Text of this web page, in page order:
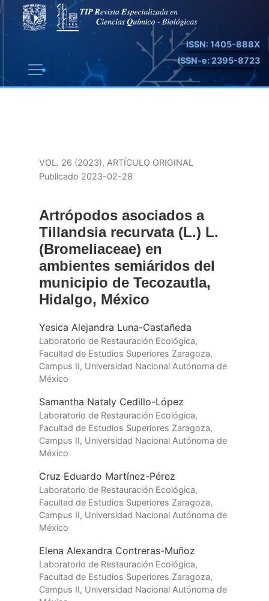
ISSN: 1405-888X
ISSN-e: 2395-8723
VOL. 26 (2023), ARTÍCULO ORIGINAL
Artrópodos asociados a
Tillandsia recurvata (L.) L.
(Bromeliaceae) en
ambientes semiáridos del
municipio de Tecozautla,
Hidalgo, México
Publicado 2023-02-28
Yesica Alejandra Luna-Castañeda
Laboratorio de Restauración Ecológica,
Facultad de Estudios Superiores Zaragoza,
Campus II, Universidad Nacional Autónoma de
México
Samantha Nataly Cedillo-López
Laboratorio de Restauración Ecológica,
Facultad de Estudios Superiores Zaragoza,
Campus II, Universidad Nacional Autónoma de
México
Cruz Eduardo Martínez-Pérez
Laboratorio de Restauración Ecológica,
Facultad de Estudios Superiores Zaragoza,
Campus II, Universidad Nacional Autónoma de
México
Elena Alexandra Contreras-Muñoz
Laboratorio de Restauración Ecológica,
Facultad de Estudios Superiores Zaragoza,
Campus II, Universidad Nacional Autónoma de